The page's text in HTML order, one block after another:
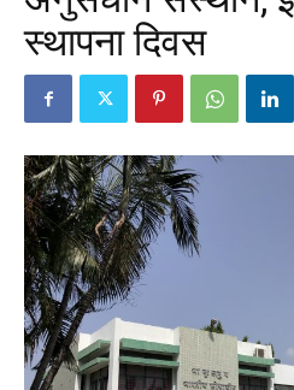
स्थापना दिवस